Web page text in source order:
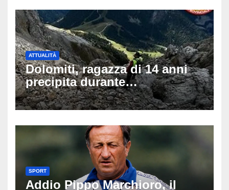
ATTUALITÀ
Dolomiti, ragazza di 14 anni
precipita durante
un’escursione: tragedia sul
Latemar davanti alla famiglia
SPORT
Addio Pippo Marchioro, il